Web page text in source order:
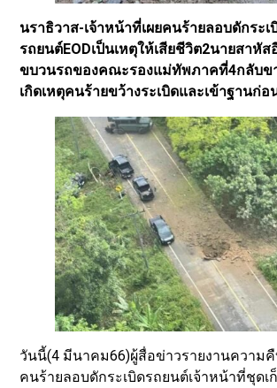
นราธิวาส-เจ้าหน้าที่เผยคนร้ายลอบดักระเ
รถยนต์EODเป็นเหตุให้เสียชีวิต2นายสาหั
ขบวนรถของคณะรองแม่ทัพภาคที่4กลับข
เกิดเหตุคนร้ายขว้างระเบิดและเข้าฐานก่อ
วันนี้(4 มีนาคม66)ผู้สื่อข่าวรายงานความ
คนร้ายลอบดักระเบิดรถยนต์เจ้าหน้าที่ชุดเ